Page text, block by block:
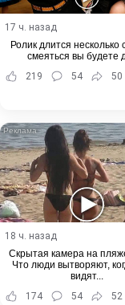
17 ч. назад
Ролик длится несколько
смеяться вы будете
219
54 50
18 ч. назад
Скрытая камера на
Что люди вытворяют,
видят...
174
54 52